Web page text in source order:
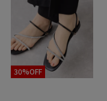
30%OFF